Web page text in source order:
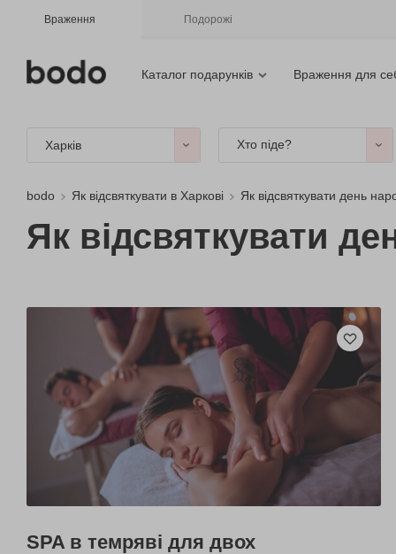
Враження Подорожі
Каталог подарунків Враження для
Харків Хто піде?
bodo Як відсвяткувати в Харкові Як відсвяткувати день
Як відсвяткувати
SPA в темряві для двох